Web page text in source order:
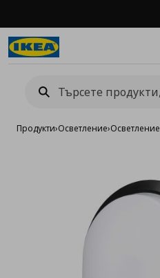
Продукти›Осветление›